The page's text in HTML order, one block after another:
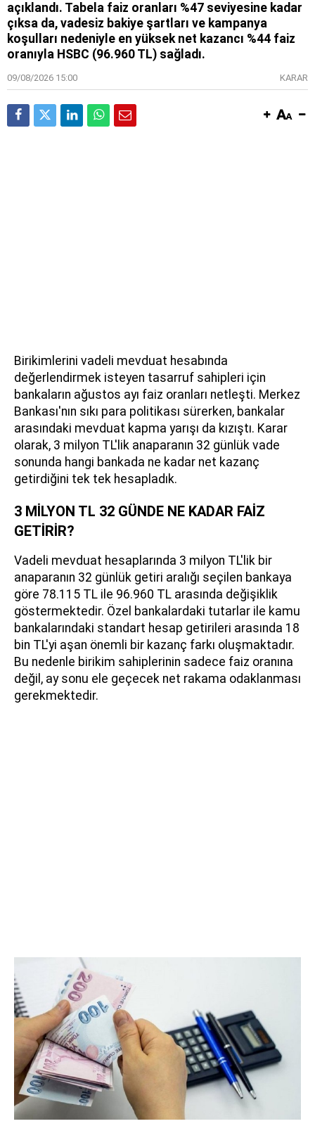
açıklandı. Tabela faiz oranları %47 seviyesine kadar
çıksa da, vadesiz bakiye şartları ve kampanya
koşulları nedeniyle en yüksek net kazancı %44 faiz
oranıyla HSBC (96.960 TL) sağladı.
09/08/2026 15:00 KARAR
Birikimlerini vadeli mevduat hesabında
değerlendirmek isteyen tasarruf sahipleri için
bankaların ağustos ayı faiz oranları netleşti. Merkez
Bankası'nın sıkı para politikası sürerken, bankalar
arasındaki mevduat kapma yarışı da kızıştı. Karar
olarak, 3 milyon TL'lik anaparanın 32 günlük vade
sonunda hangi bankada ne kadar net kazanç
getirdiğini tek tek hesapladık.
3 MİLYON TL 32 GÜNDE NE KADAR FAİZ
GETİRİR?
Vadeli mevduat hesaplarında 3 milyon TL'lik bir
anaparanın 32 günlük getiri aralığı seçilen bankaya
göre 78.115 TL ile 96.960 TL arasında değişiklik
göstermektedir. Özel bankalardaki tutarlar ile kamu
bankalarındaki standart hesap getirileri arasında 18
bin TL'yi aşan önemli bir kazanç farkı oluşmaktadır.
Bu nedenle birikim sahiplerinin sadece faiz oranına
değil, ay sonu ele geçecek net rakama odaklanması
gerekmektedir.